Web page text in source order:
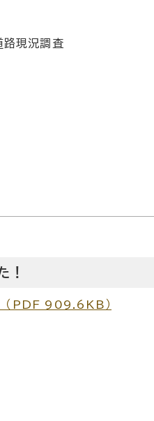
路現況調査
！
（PDF 909.6KB）